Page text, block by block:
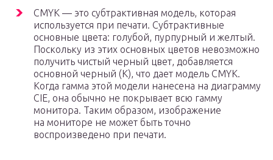
CMYK — это субтрактивная модель, которая
используется при печати. Субтрактивные
основные цвета: голубой, пурпурный и желтый.
Поскольку из этих основных цветов невозможно
получить чистый черный цвет, добавляется
основной черный (K), что дает модель CMYK.
Когда гамма этой модели нанесена на диаграмму
CIE, она обычно не покрывает всю гамму
монитора. Таким образом, изображение
на мониторе не может быть точно
воспроизведено при печати.